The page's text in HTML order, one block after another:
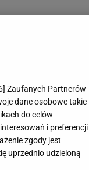
Te i
] Zaufanych Partnerów
dane osobowe takie
do celów
i preferencji
zgody jest
uprzednio udzieloną